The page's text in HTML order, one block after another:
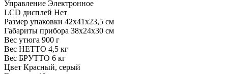
Управление Электронное
LCD дисплей Нет
Размер упаковки 42х41х23,5 см
Габариты прибора 38х24х30 см
Вес утюга 900 г
Вес НЕТТО 4,5 кг
Вес БРУТТО 6 кг
Цвет Красный, серый